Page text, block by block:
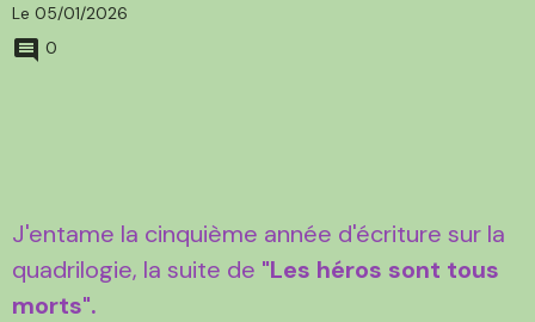
Le 05/01/2026
0
J'entame la cinquième année d'écriture sur la
quadrilogie, la suite de "Les héros sont tous
morts".